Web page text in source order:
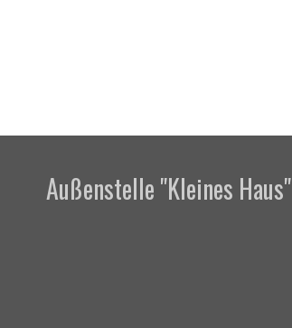
Außenstelle "Kleines Haus"